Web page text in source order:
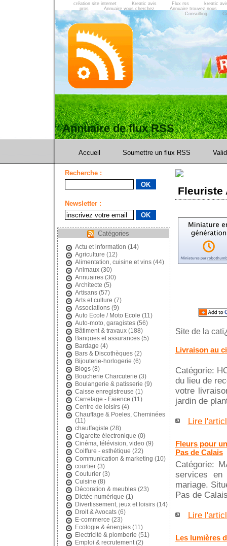
création site internet Kreatic avis Flux rss
kreatic
pros
Annuaire vous cherchez
Annuaire trouvez nous
Consulting
Annuaire de flux RSS
Accueil Soumettre un flux RSS
Recherche :
Newsletter :
Catégories
Actu et information (14)
Agriculture (12)
Alimentation, cuisine et vins(44)
Animaux(30)
Annuaires(30)
Architecte (5)
Artisans(57)
Arts et culture (7)
Associations(9)
Auto Ecole / Moto Ecole (11)
Auto-moto, garagistes(56)
Bâtiment & travaux(188)
Banques et assurances(5)
Bardage (4)
Bars & Discothèques(2)
Bijouterie-horlogerie (6)
Blogs(8)
Boucherie Charcuterie (3)
Boulangerie & patisserie (9)
Caisse enregistreuse (1)
Carrelage - Faience (11)
Centre de loisirs(4)
Chauffage & Poeles, Cheminées
(11)
chauffagiste (28)
Cigarette électronique (0)
Cinéma, télévision, video (9)
Coiffure - esthétique (22)
Communication & marketing (10)
courtier(3)
Couturier(3)
Cuisine (8)
Décoration & meubles(23)
Dictée numérique (1)
Divertissement, jeux et loisirs(14)
Droit & Avocats(6)
E-commerce (23)
Ecologie & énergies(11)
Electricité & plomberie (51)
Emploi & recrutement(2)
Fleuriste
Site de la
Livraison au
Catégorie:
du lieu de
votre
jardin de
Lire
Fleurs pour
Pas de Calais
Catégorie:
services en
mariage.
Pas de
Lire
Les lumières